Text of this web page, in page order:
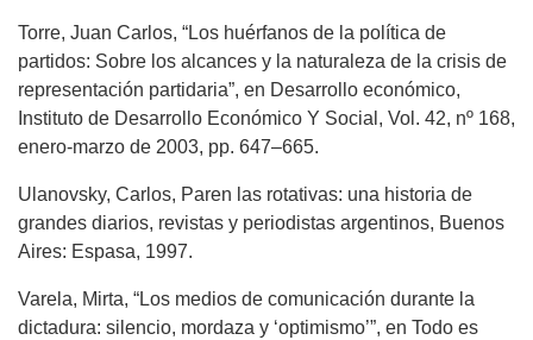
Torre, Juan Carlos, “Los huérfanos de la política de
partidos: Sobre los alcances y la naturaleza de la crisis de
representación partidaria”, en Desarrollo económico,
Instituto de Desarrollo Económico Y Social, Vol. 42, nº 168,
enero-marzo de 2003, pp. 647–665.
Ulanovsky, Carlos, Paren las rotativas: una historia de
grandes diarios, revistas y periodistas argentinos, Buenos
Aires: Espasa, 1997.
Varela, Mirta, “Los medios de comunicación durante la
dictadura: silencio, mordaza y ‘optimismo’”, en Todo es